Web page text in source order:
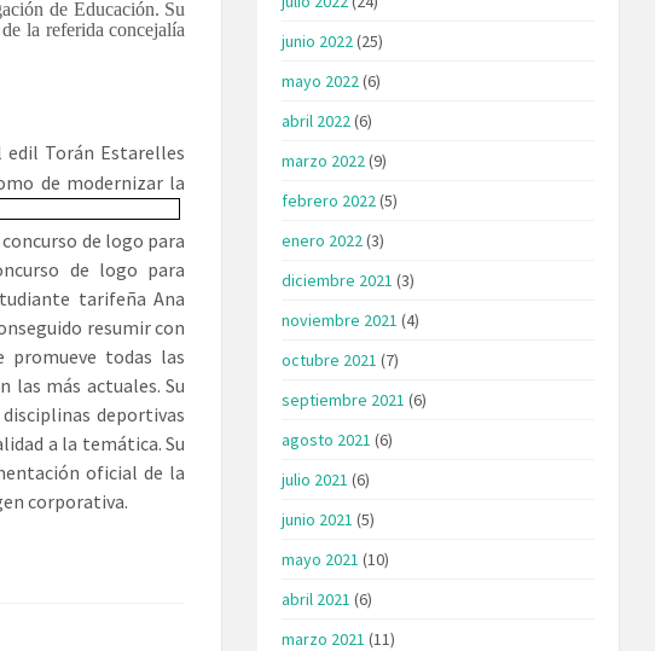
de Educación. Su
la referida concejalía
edil Torán Estarelles
de modernizar la
de logo para
de logo para
tarifeña Ana
resumir con
promueve todas las
las más actuales. Su
deportivas
a la temática. Su
oficial de la
corporativa.
junio 2022 (25)
mayo 2022 (6)
abril 2022 (6)
marzo 2022 (9)
febrero 2022 (5)
enero 2022 (3)
diciembre 2021 (3)
noviembre 2021 (4)
octubre 2021 (7)
septiembre 2021 (6)
agosto 2021 (6)
julio 2021 (6)
junio 2021 (5)
mayo 2021 (10)
abril 2021 (6)
marzo 2021 (11)